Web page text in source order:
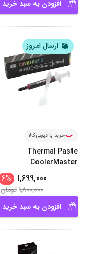
افزودن به سبد خرید
ارسال امروز
خرید با دیجی‌کالا
Thermal Paste
CoolerMaster
...
1,699,000
%
6
1,800,000تومان
افزودن به سبد خرید